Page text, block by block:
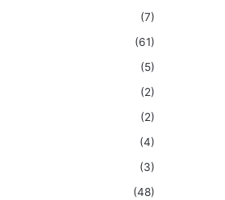
(7)
(61)
(5)
(2)
(2)
(4)
(3)
(48)